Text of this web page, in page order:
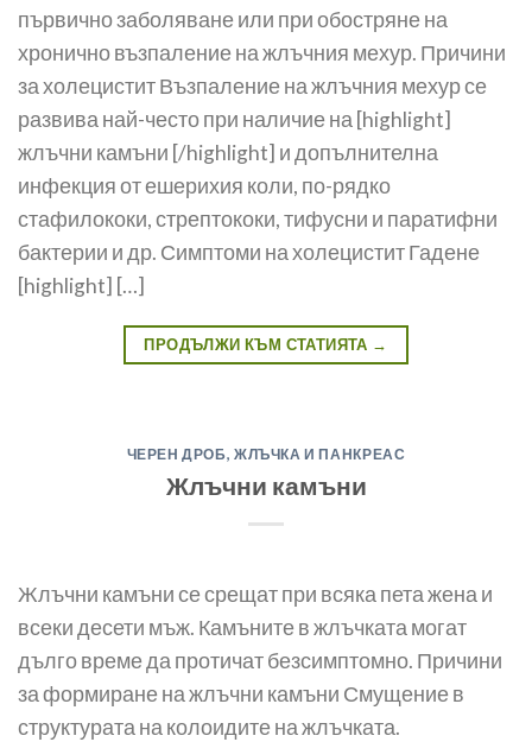
първично заболяване или при обостряне на
хронично възпаление на жлъчния мехур. Причини
за холецистит Възпаление на жлъчния мехур се
развива най-често при наличие на [highlight]
жлъчни камъни [/highlight] и допълнителна
инфекция от ешерихия коли, по-рядко
стафилококи, стреп­тококи, тифусни и паратифни
бактерии и др. Симптоми на холецистит Га­дене
[highlight] […]
ПРОДЪЛЖИ КЪМ СТАТИЯТА →
ЧЕРЕН ДРОБ, ЖЛЪЧКА И ПАНКРЕАС
Жлъчни камъни
Жлъчни камъни се срещат при всяка пета жена и
всеки десети мъж. Камъните в жлъчката могат
дълго време да про­тичат безсимптомно. Причини
за формиране на жлъчни камъни Смущение в
структурата на колоидите на жлъчката.